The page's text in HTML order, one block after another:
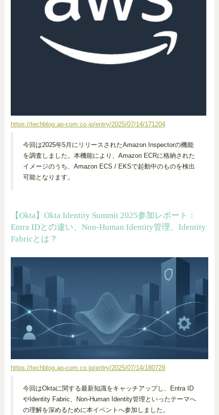
https://techblog.ap-com.co.jp/entry/2025/07/14/171204
今回は2025年5月にリリースされたAmazon Inspectorの機能
を調査しました。本機能により、Amazon ECRに格納された
イメージのうち、Amazon ECS / EKSで起動中のものを検出
可能となります。
【Okta】Okta Identity Summit 2025参加レポート：
Entra IDとの違い、Non-Human Identity管理、Identity
Fabricとは？
https://techblog.ap-com.co.jp/entry/2025/07/14/180729
今回はOktaに関する最新知識をキャッチアップし、Entra ID
やIdentity Fabric、Non-Human Identity管理といったテーマへ
の理解を深めるために本イベントへ参加しました。